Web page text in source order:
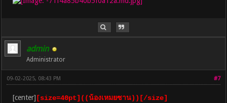
admin
Administrator
#7
09-02-2025, 08:43 PM
[center] [size=40pt]((น้องเหมยซาน))[/size]